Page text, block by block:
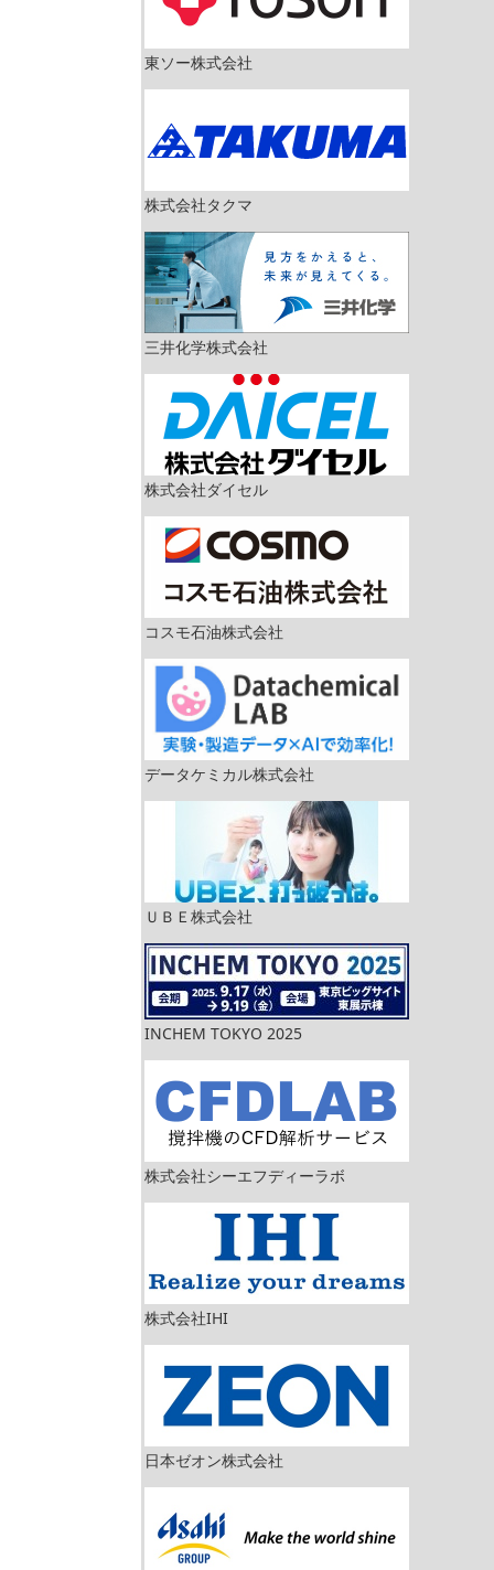
東ソー株式会社
株式会社タクマ
三井化学株式会社
株式会社ダイセル
コスモ石油株式会社
データケミカル株式会社
ＵＢＥ株式会社
INCHEM TOKYO 2025
株式会社シーエフディーラボ
株式会社IHI
日本ゼオン株式会社